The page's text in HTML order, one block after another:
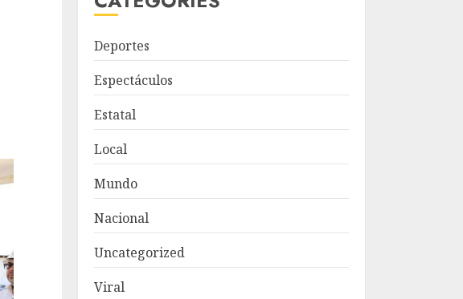
Deportes
Espectáculos
Estatal
Local
Mundo
Nacional
Uncategorized
Viral